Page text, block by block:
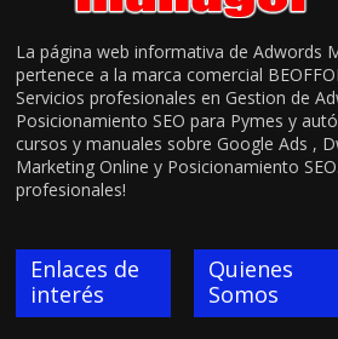
La página web informativa de Adwords
pertenece a la marca comercial
Servicios profesionales en Gestion de
Posicionamiento SEO para Pymes y
cursos y manuales sobre Google Ads ,
Marketing Online y Posicionamiento
profesionales!
Enlaces de
interés
Quienes
Somos